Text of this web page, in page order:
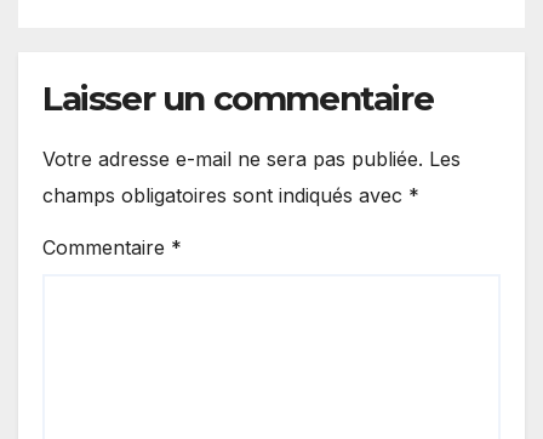
Laisser un commentaire
Votre adresse e-mail ne sera pas publiée. Les
champs obligatoires sont indiqués avec *
Commentaire *